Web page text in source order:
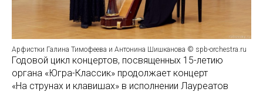
Арфистки Галина Тимофеева и Антонина Шишканова © spb-orchestra.ru
Годовой цикл концертов, посвященных 15-летию
органа «Югра-Классик» продолжает концерт
«На струнах и клавишах» в исполнении Лауреатов